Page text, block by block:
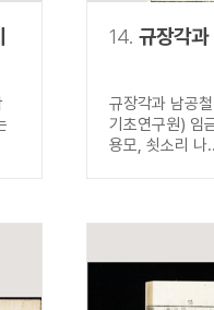
14. 규장각과
규장각과 남공
기초연구원) 임
용모, 쇳소리 나